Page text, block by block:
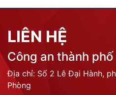
LIÊN HỆ
Công an thành phố
Địa chỉ: Số 2 Lê Đại Hành,
Phòng